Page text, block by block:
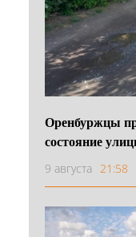
Оренбуржцы
состояние
9 августа 21:58